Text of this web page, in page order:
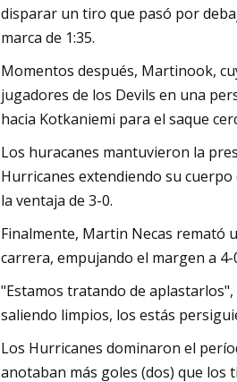
disparar un tiro que pasó por
marca de 1:35.
Momentos después, Martinook,
jugadores de los Devils en una
hacia Kotkaniemi para el saque
Los huracanes mantuvieron la
Hurricanes extendiendo su
la ventaja de 3-0.
Finalmente, Martin Necas remató
carrera, empujando el margen a
"Estamos tratando de
saliendo limpios, los estás
Los Hurricanes dominaron el
anotaban más goles (dos) que los